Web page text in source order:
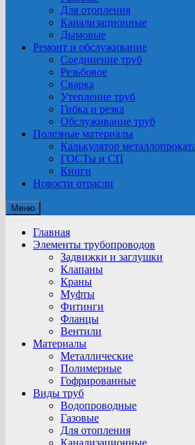
Для отопления
Канализационные
Дымовые
Ремонт и обслуживание
Соединение труб
Резьбовое
Сварка
Утепление труб
Гибка и резка
Обслуживание труб
Полезные материалы
Калькулятор
ГОСТы и СП
Книги
Новости отрасли
Меню
Главная
Элементы трубопроводов
Задвижки и заглушки
Клапаны
Краны
Муфты
Фитинги
Фланцы
Вентили
Материалы
Металлические
Полимерные
Гофрированные
Виды труб
Водопроводные
Газовые
Для отопления
Канализационные